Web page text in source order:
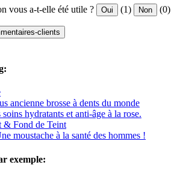
vous a-t-elle été utile ? Oui (1) Non (0)
clients
ancienne brosse à dents du monde
hydratants et anti-âge à la rose.
& Fond de Teint
moustache à la santé des hommes !
exemple: